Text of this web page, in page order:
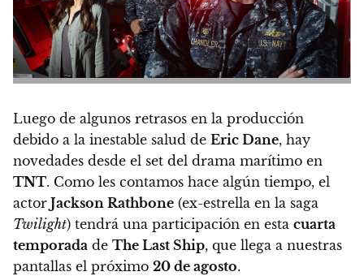
Luego de algunos retrasos en la producción
debido a la inestable salud de Eric Dane, hay
novedades desde el set del drama marítimo en
TNT. Como les contamos hace algún tiempo, el
actor Jackson Rathbone (ex-estrella en la saga
Twilight) tendrá una participación en esta cuarta
temporada de The Last Ship, que llega a nuestras
pantallas el próximo 20 de agosto.